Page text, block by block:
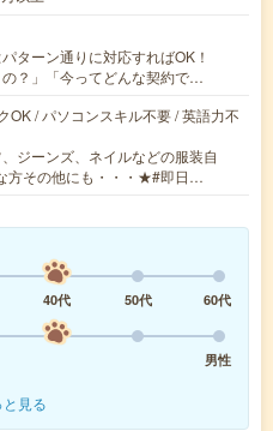
ターン通りに対応すればOK！
？」「今ってどんな契約で…
OK / パソコンスキル不要 / 英語力不
ジーンズ、ネイルなどの服装自
方その他にも・・・★#即日…
40代 50代
60代
男性
と見る